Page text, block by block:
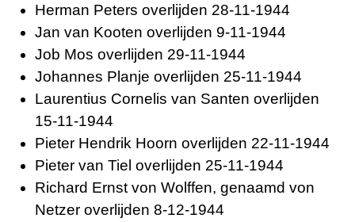
Herman Peters overlijden 28-11-1944
Jan van Kooten overlijden 9-11-1944
Job Mos overlijden 29-11-1944
Johannes Planje overlijden 25-11-1944
Laurentius Cornelis van Santen overlijden
15-11-1944
Pieter Hendrik Hoorn overlijden 22-11-1944
Pieter van Tiel overlijden 25-11-1944
Richard Ernst von Wolffen, genaamd von
Netzer overlijden 8-12-1944